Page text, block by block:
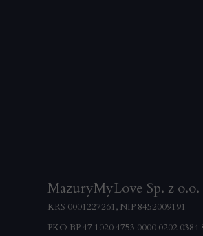
MazuryMyLove Sp. z o.o.
KRS 0001227261, NIP 8452009191
PKO BP 47 1020 4753 0000 0202 0384